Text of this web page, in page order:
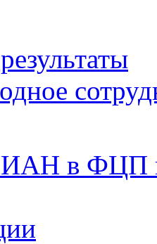
в ФЦП